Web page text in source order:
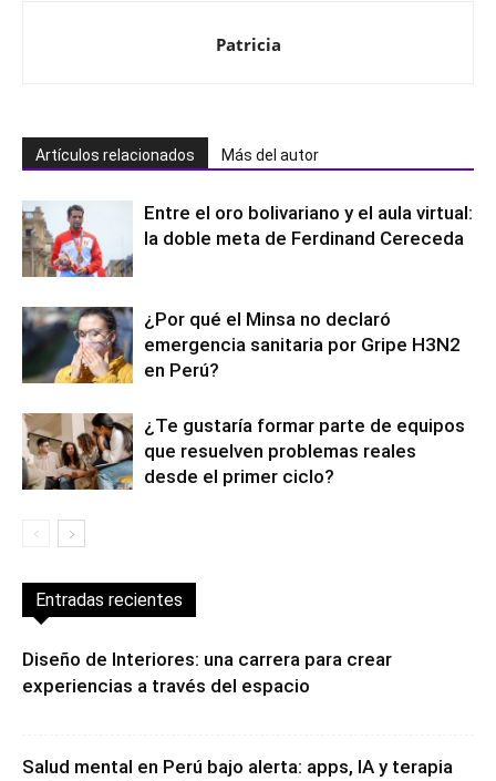
Patricia
Artículos relacionados Más del autor
Entre el oro bolivariano y el aula virtual:
la doble meta de Ferdinand Cereceda
¿Por qué el Minsa no declaró
emergencia sanitaria por Gripe H3N2
en Perú?
¿Te gustaría formar parte de equipos
que resuelven problemas reales
desde el primer ciclo?
Entradas recientes
Diseño de Interiores: una carrera para crear
experiencias a través del espacio
Salud mental en Perú bajo alerta: apps, IA y terapia